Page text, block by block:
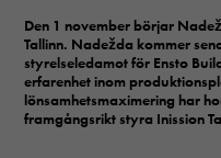
Den 1 november börjar
Tallinn. Nadežda kommer
styrelseledamot för Ensto
erfarenhet inom
lönsamhetsmaximering har
framgångsrikt styra Inission